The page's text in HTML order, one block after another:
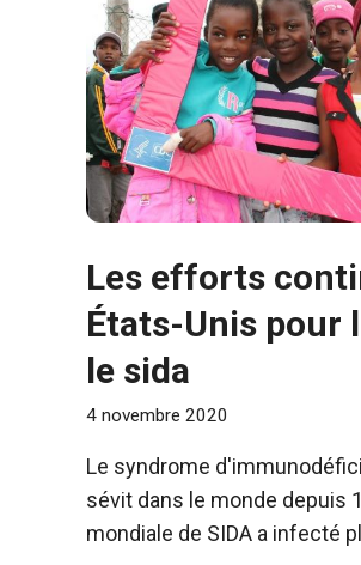
Les efforts
États-Unis pour
le sida
4 novembre 2020
Le syndrome
sévit dans le monde depuis
mondiale de SIDA a infecté